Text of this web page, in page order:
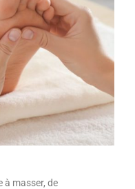
à masser, de